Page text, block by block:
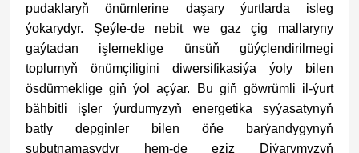
pudaklaryň önümlerine daşary ýurtlarda isleg
ýokarydyr. Şeýle-de nebit we gaz çig mallaryny
gaýtadan işlemeklige ünsüň güýçlendirilmegi
toplumyň önümçiligini diwersifikasiýa ýoly bilen
ösdürmeklige giň ýol açýar. Bu giň göwrümli il-ýurt
bähbitli işler ýurdumyzyň energetika syýasatynyň
batly depginler bilen öňe barýandygynyň
subutnamasydyr hem-de eziz Diýarymyzyň